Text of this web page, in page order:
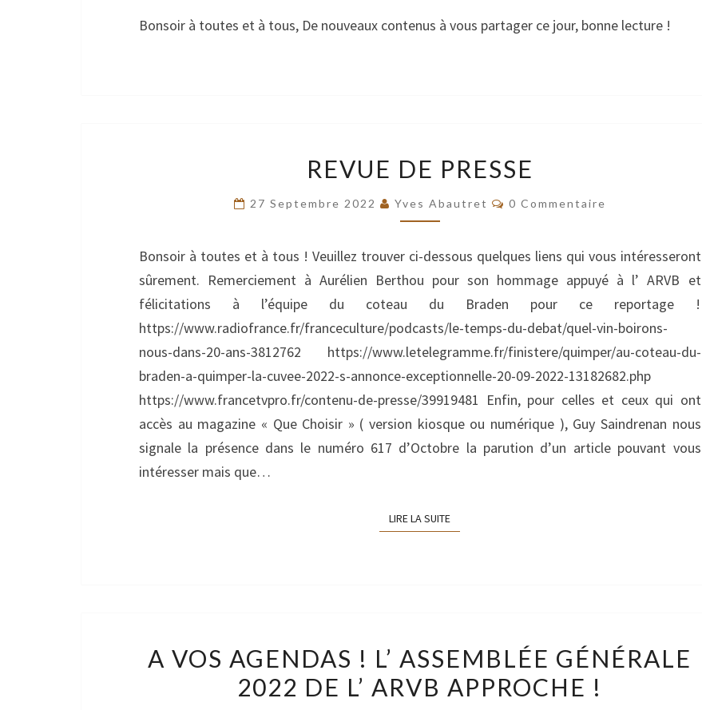
Bonsoir à toutes et à tous, De nouveaux contenus à vous partager ce jour, bonne lecture !
DE
PRESSE
REVUE DE PRESSE
27 Septembre 2022 Yves Abautret Commentaires
0 Commentaire
Bonsoir à toutes et à tous ! Veuillez trouver ci-dessous quelques liens qui vous intéresseront
sûrement. Remerciement à Aurélien Berthou pour son hommage appuyé à l’ ARVB et
félicitations à l’équipe du coteau du Braden pour ce reportage !
https://www.radiofrance.fr/franceculture/podcasts/le-temps-du-debat/quel-vin-boirons-
nous-dans-20-ans-3812762 https://www.letelegramme.fr/finistere/quimper/au-coteau-du-
braden-a-quimper-la-cuvee-2022-s-annonce-exceptionnelle-20-09-2022-13182682.php
https://www.francetvpro.fr/contenu-de-presse/39919481 Enfin, pour celles et ceux qui ont
accès au magazine « Que Choisir » ( version kiosque ou numérique ), Guy Saindrenan nous
signale la présence dans le numéro 617 d’Octobre la parution d’un article pouvant vous
intéresser mais que…
LIRE LA SUITELIRE LA SUITE
VOS
AGENDAS
A VOS AGENDAS ! L’ ASSEMBLÉE GÉNÉRALE
2022 DE L’ ARVB APPROCHE !